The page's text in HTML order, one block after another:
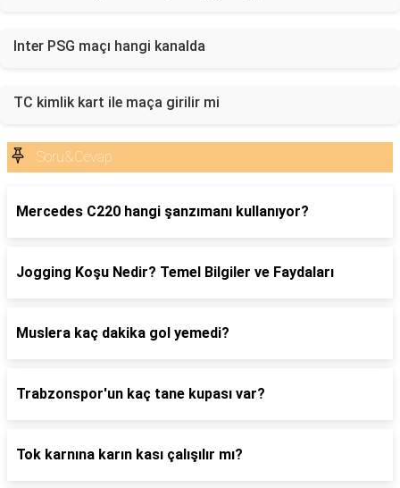
Inter PSG maçı hangi kanalda
TC kimlik kart ile maça girilir mi
Soru&Cevap
Mercedes C220 hangi şanzımanı kullanıyor?
Jogging Koşu Nedir? Temel Bilgiler ve Faydaları
Muslera kaç dakika gol yemedi?
Trabzonspor'un kaç tane kupası var?
Tok karnına karın kası çalışılır mı?